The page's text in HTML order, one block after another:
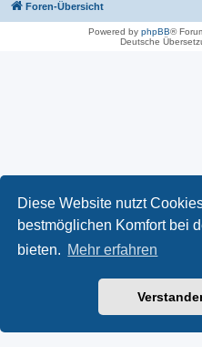
Diese Website nutzt
bestmöglichen Komfort bei
bieten. Mehr erfahren
Foren-Übersicht
Powered by phpBB®
Deutsche